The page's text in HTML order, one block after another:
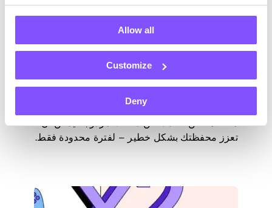
Allow all
Customize
Deny
PAWNS.APP
العاب
ضاعف العائد مع وقت اللعب: عزز
أرباحك بشكل لم يسبق له مثيل
انتباه ، قبيلة Pawns.app! أصبح وقت اللعب أكثر
مكافأة! نحن نتحدث عن دفعات مزدوجة يمكن أن
تعزز محفظتك بشكل خطير – لفترة محدودة فقط.
المدفوعات مع وقت اللعب” حتى تتمكن من […]